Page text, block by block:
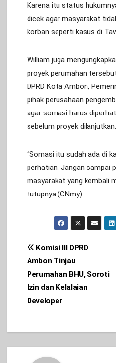
Karena itu status
dicek agar masyarakat
korban seperti kasus di
William juga
proyek perumahan
DPRD Kota Ambon,
pihak perusahaan
agar somasi harus
sebelum proyek dilanjutkan.
“Somasi itu sudah ada di
perhatian. Jangan sampai
masyarakat yang kembali
tutupnya.(CNmy)
Post
navigation
Komisi III DPRD
Ambon Tinjau
Perumahan BHU, Soroti
Izin dan Kelalaian
Developer